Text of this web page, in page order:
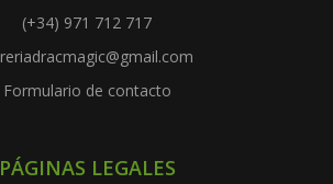
(+34) 971 712 717
Formulario de contacto
PÁGINAS LEGALES